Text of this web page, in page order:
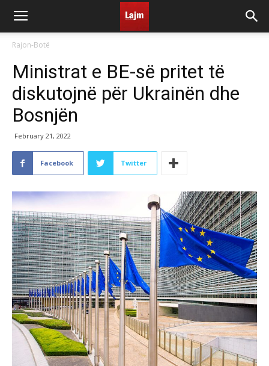
Rajon-Botë
Ministrat e BE-së pritet të
diskutojnë për Ukrainën dhe
Bosnjën
February 21, 2022
Facebook Twitter